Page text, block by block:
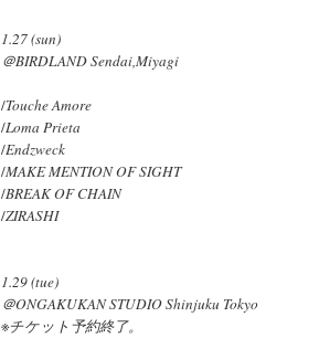
1.27 (sun)
＠BIRDLAND Sendai,Miyagi
/Touche Amore
/Loma Prieta
/Endzweck
/MAKE MENTION OF SIGHT
/BREAK OF CHAIN
/ZIRASHI
1.29 (tue)
＠ONGAKUKAN STUDIO Shinjuku Tokyo
※チケット予約終了。